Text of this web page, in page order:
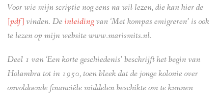
Voor wie mijn scriptie nog eens na wil lezen, die kan hier de
[pdf] vinden. Deinleidingvan ‘Met kompas emigreren’ is ook
te lezen op mijn website www.marismits.nl.
Deel 1 van ‘Een korte geschiedenis’ beschrijft het begin van
Holambra tot in 1950, toen bleek dat de jonge kolonie over
onvoldoende financiële middelen beschikte om te kunnen